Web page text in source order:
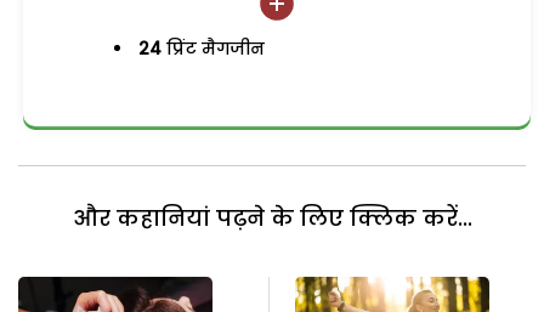
24 प्रिंट मैगजीन
और कहानियां पढ़ने के लिए क्लिक करें...